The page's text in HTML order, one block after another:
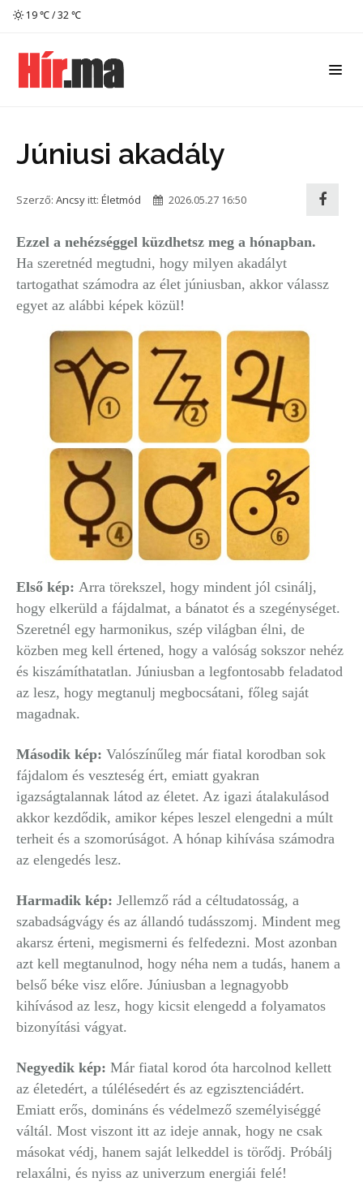
19 ℃ / 32 ℃
Júniusi akadály
Szerző: Ancsy itt: Életmód 2026.05.27 16:50
Ezzel a nehézséggel küzdhetsz meg a hónapban.
Ha szeretnéd megtudni, hogy milyen akadályt
tartogathat számodra az élet júniusban, akkor válassz
egyet az alábbi képek közül!
Első kép: Arra törekszel, hogy mindent jól csinálj,
hogy elkerüld a fájdalmat, a bánatot és a szegénységet.
Szeretnél egy harmonikus, szép világban élni, de
közben meg kell értened, hogy a valóság sokszor nehéz
és kiszámíthatatlan. Júniusban a legfontosabb feladatod
az lesz, hogy megtanulj megbocsátani, főleg saját
magadnak.
Második kép: Valószínűleg már fiatal korodban sok
fájdalom és veszteség ért, emiatt gyakran
igazságtalannak látod az életet. Az igazi átalakulásod
akkor kezdődik, amikor képes leszel elengedni a múlt
terheit és a szomorúságot. A hónap kihívása számodra
az elengedés lesz.
Harmadik kép: Jellemző rád a céltudatosság, a
szabadságvágy és az állandó tudásszomj. Mindent meg
akarsz érteni, megismerni és felfedezni. Most azonban
azt kell megtanulnod, hogy néha nem a tudás, hanem a
belső béke visz előre. Júniusban a legnagyobb
kihívásod az lesz, hogy kicsit elengedd a folyamatos
bizonyítási vágyat.
Negyedik kép: Már fiatal korod óta harcolnod kellett
az életedért, a túlélésedért és az egzisztenciádért.
Emiatt erős, domináns és védelmező személyiséggé
váltál. Most viszont itt az ideje annak, hogy ne csak
másokat védj, hanem saját lelkeddel is törődj. Próbálj
relaxálni, és nyiss az univerzum energiái felé!